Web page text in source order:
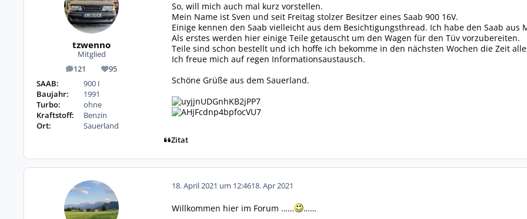
tzwenno
Mitglied
121
Beiträge 95
Reputation
SAAB:
900 I
Baujahr:
1991
Turbo:
ohne
Kraftstoff:
Benzin
Ort:
Sauerland
So, will mich auch mal kurz vorstellen.
Mein Name ist Sven und seit Freitag stolzer Besitzer eines Saab 900 16V.
Einige kennen den Saab vielleicht aus dem Besichtigungsthread. Ich habe den Saab aus
Als erstes werden hier einige Teile getauscht um den Wagen für den Tüv vorzubereiten.
Teile sind schon bestellt und ich hoffe ich bekomme in den nächsten Wochen die Zeit
Ich freue mich auf regen Informationsaustausch.
Schöne Grüße aus dem Sauerland.
Zitat
18. April 2021 um 12:4618. Apr 2021
Willkommen hier im Forum ……
……